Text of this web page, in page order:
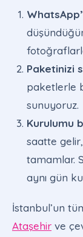
Paketinizi
paketlerle
sunuyoruz.
Kurulumu
saatte
tamamlar.
aynı gün
İstanbul’un
Ataşehir ve